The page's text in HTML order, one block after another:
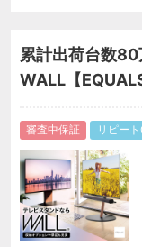
累計出荷台数
WALL【
審査中保証 リピー